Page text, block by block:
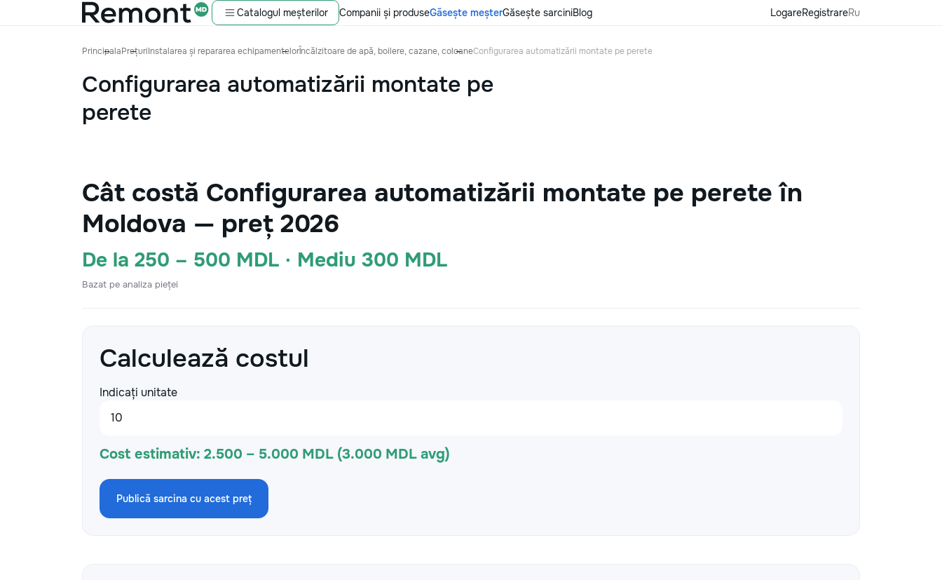
Catalogul meșterilor Companii și produseGăsește meșterGăsește sarciniBlog LogareRegistrareRu
PrincipalaPrețuriInstalarea și repararea echipamentelorÎncălzitoare de apă, boilere, cazane, coloaneConfigurarea automatizării montate pe perete
Configurarea automatizării montate pe
perete
Cât costă Configurarea automatizării montate pe perete în
Moldova — preț 2026
De la 250 – 500 MDL · Mediu 300 MDL
Bazat pe analiza pieței
Calculează costul
Indicați unitate
Cost estimativ: 2.500 – 5.000 MDL (3.000 MDL avg)
Publică sarcina cu acest preț